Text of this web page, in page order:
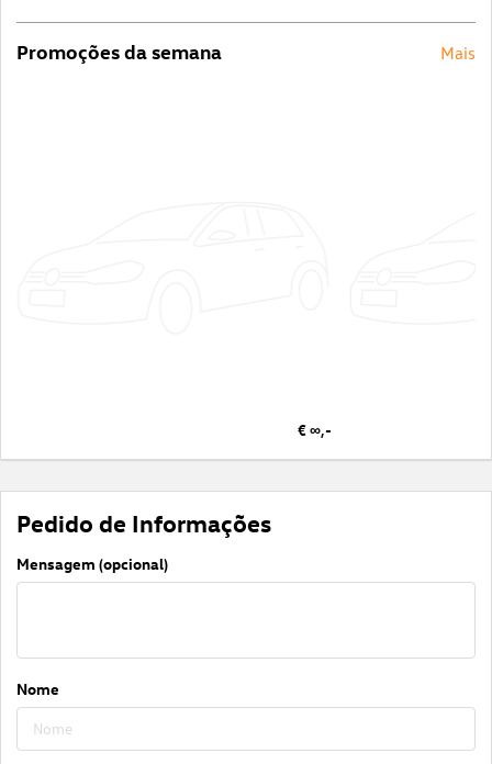
Promoções da semana Mais
€ ∞,-
Pedido de Informações
Mensagem (opcional)
Nome